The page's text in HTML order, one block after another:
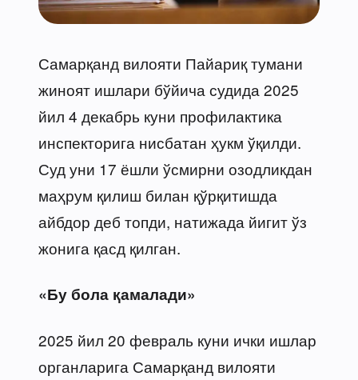
Самарқанд вилояти Пайариқ тумани
жиноят ишлари бўйича судида 2025
йил 4 декабрь куни профилактика
инспекторига нисбатан ҳукм ўқилди.
Суд уни 17 ёшли ўсмирни озодликдан
маҳрум қилиш билан қўрқитишда
айбдор деб топди, натижада йигит ўз
жонига қасд қилган.
«Бу бола қамалади»
2025 йил 20 февраль куни ички ишлар
органларига Самарқанд вилояти